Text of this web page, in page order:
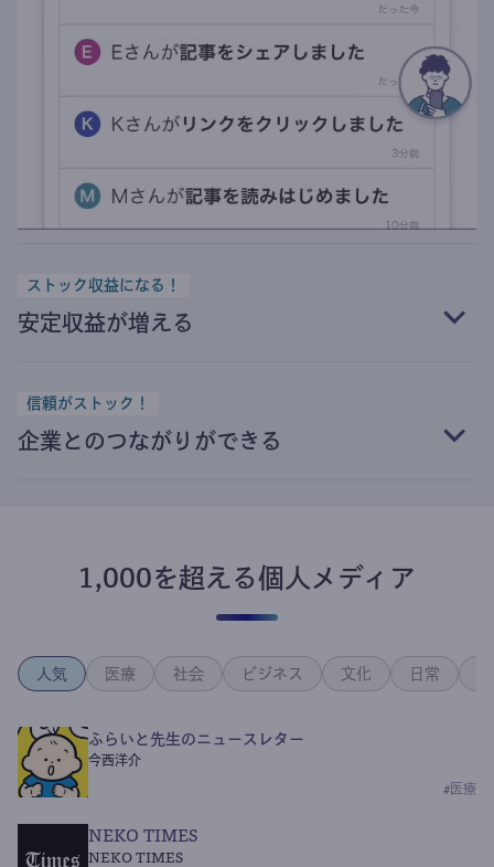
ストック収益になる！
安定収益が増える
信頼がストック！
企業とのつながりができる
1,000を超える個人メディア
人気 医療 社会 ビジネス 文化 日常
ふらいと先生のニュースレター
今西洋介
# 医療
NEKO TIMES
NEKO TIMES